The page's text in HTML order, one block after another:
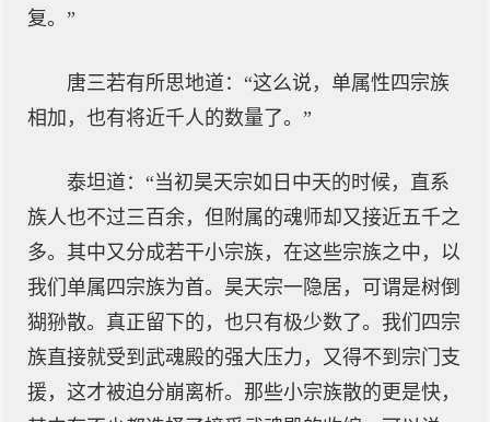
复。”
唐三若有所思地道：“这么说，单属性四宗族
相加，也有将近千人的数量了。”
泰坦道：“当初昊天宗如日中天的时候，直系
族人也不过三百余，但附属的魂师却又接近五千之
多。其中又分成若干小宗族，在这些宗族之中，以
我们单属四宗族为首。昊天宗一隐居，可谓是树倒
猢狲散。真正留下的，也只有极少数了。我们四宗
族直接就受到武魂殿的强大压力，又得不到宗门支
援，这才被迫分崩离析。那些小宗族散的更是快，